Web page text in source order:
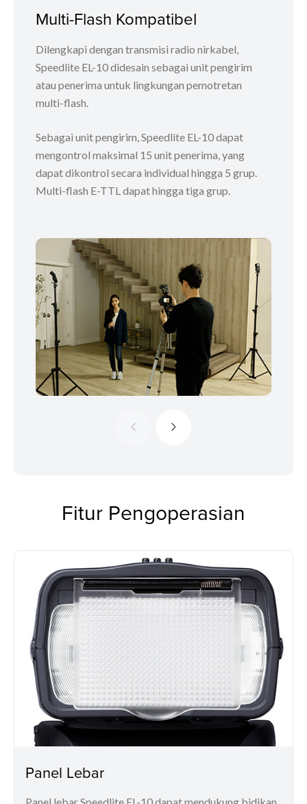
Multi-Flash Kompatibel
Dilengkapi dengan transmisi radio nirkabel,
Speedlite EL-10 didesain sebagai unit pengirim
atau penerima untuk lingkungan pemotretan
multi-flash.
Sebagai unit pengirim, Speedlite EL-10 dapat
mengontrol maksimal 15 unit penerima, yang
dapat dikontrol secara individual hingga 5 grup.
Multi-flash E-TTL dapat hingga tiga grup.
Fitur Pengoperasian
Panel Lebar